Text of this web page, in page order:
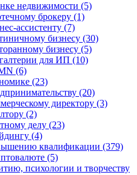
недвижимости (5)
брокеру (1)
ассистенту (7)
бизнесу (30)
бизнесу (5)
для ИП (10)
(6)
(23)
(20)
директору (3)
(2)
делу (23)
(4)
квалификации (379)
(5)
психологии и творчеству